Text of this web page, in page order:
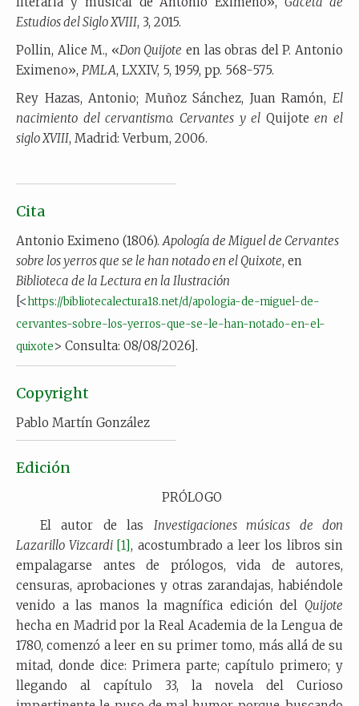
Estudios del Siglo XVIII, 3, 2015.
Pollin, Alice M., «Don Quijote en las obras del P. Antonio
Eximeno», PMLA, LXXIV, 5, 1959, pp. 568-575.
Rey Hazas, Antonio; Muñoz Sánchez, Juan Ramón, El
nacimiento del cervantismo. Cervantes y el Quijote en el
siglo XVIII, Madrid: Verbum, 2006.
Cita
Antonio Eximeno (1806). Apología de Miguel de Cervantes
sobre los yerros que se le han notado en el Quixote, en
Biblioteca de la Lectura en la Ilustración
[<https://bibliotecalectura18.net/d/apologia-de-miguel-de-
cervantes-sobre-los-yerros-que-se-le-han-notado-en-el-
quixote> Consulta: 08/08/2026].
Copyright
Pablo Martín González
Edición
PRÓLOGO
El autor de las Investigaciones músicas de don
Lazarillo Vizcardi [1], acostumbrado a leer los libros sin
empalagarse antes de prólogos, vida de autores,
censuras, aprobaciones y otras zarandajas, habiéndole
venido a las manos la magnífica edición del Quijote
hecha en Madrid por la Real Academia de la Lengua de
1780, comenzó a leer en su primer tomo, más allá de su
mitad, donde dice: Primera parte; capítulo primero; y
llegando al capítulo 33, la novela del Curioso